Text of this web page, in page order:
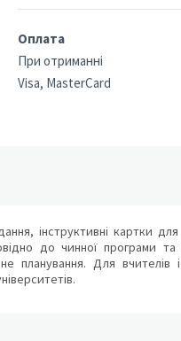
Оплата
При отриманні
Visa, MasterCard
інструктивні картки
до чинної програми та
планування. Для вчителів